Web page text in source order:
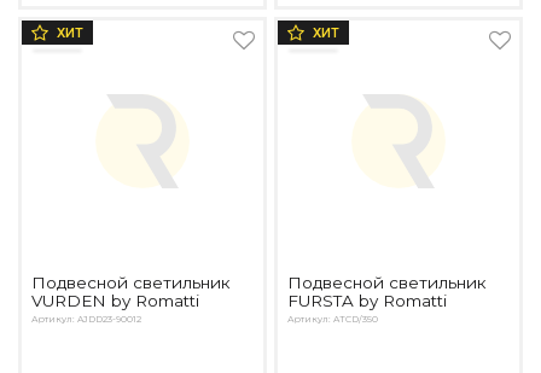
ХИТ
Подвесной светильник
VURDEN by Romatti
Артикул: AJDD23-90012
ХИТ
Подвесной светильник
FURSTA by Romatti
Артикул: ATCD/350